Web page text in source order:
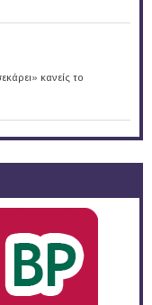
κανείς το